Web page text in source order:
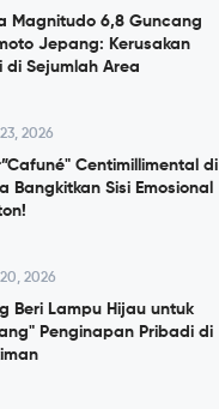
Magnitudo 6,8 Guncang
Jepang: Kerusakan
di Sejumlah Area
2026
Centimillimental di
Bangkitkan Sisi Emosional
2026
Beri Lampu Hijau untuk
Penginapan Pribadi di